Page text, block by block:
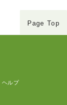
Page Top
ヘルプ